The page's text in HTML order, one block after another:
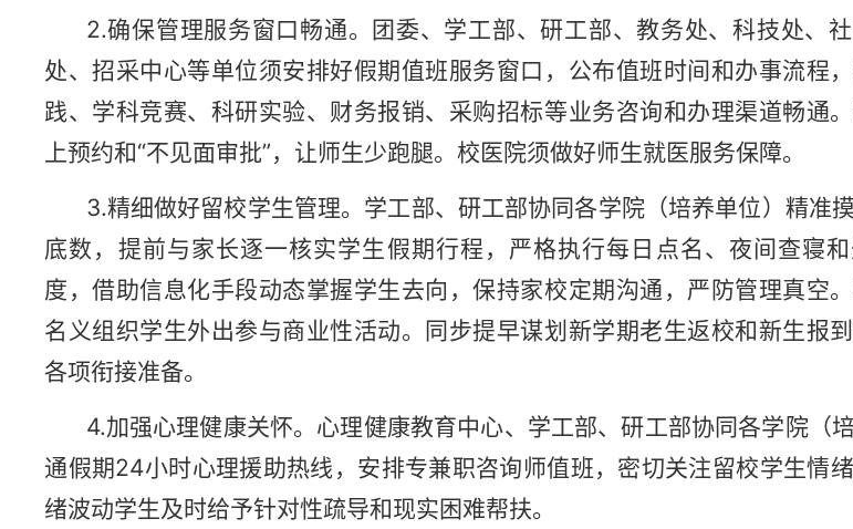
2.确保管理服务窗口畅通。团委、学工部、研工部、教务处、科技处、
处、招采中心等单位须安排好假期值班服务窗口，公布值班时间和办事流程
践、学科竞赛、科研实验、财务报销、采购招标等业务咨询和办理渠道畅通
上预约和“不见面审批”，让师生少跑腿。校医院须做好师生就医服务保障。
3.精细做好留校学生管理。学工部、研工部协同各学院（培养单位）精准
底数，提前与家长逐一核实学生假期行程，严格执行每日点名、夜间查寝
度，借助信息化手段动态掌握学生去向，保持家校定期沟通，严防管理真空
名义组织学生外出参与商业性活动。同步提早谋划新学期老生返校和新生报
各项衔接准备。
4.加强心理健康关怀。心理健康教育中心、学工部、研工部协同各学院（
通假期24小时心理援助热线，安排专兼职咨询师值班，密切关注留校学生情
绪波动学生及时给予针对性疏导和现实困难帮扶。